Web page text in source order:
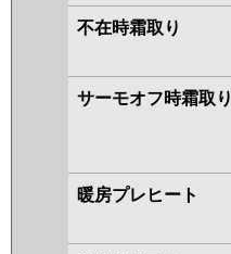
不在時霜取り
サーモオフ時霜取り
暖房プレヒート